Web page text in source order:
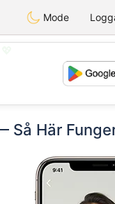
Mode
Så Här